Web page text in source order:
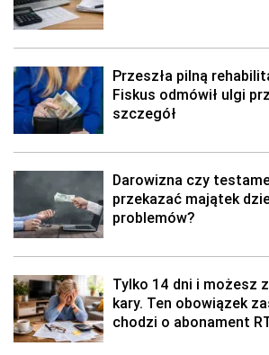
Przeszła pilną
Fiskus odmówił ulgi
szczegół
Darowizna czy
przekazać majątek
problemów?
Tylko 14 dni i możesz
kary. Ten obowiązek
chodzi o abonament